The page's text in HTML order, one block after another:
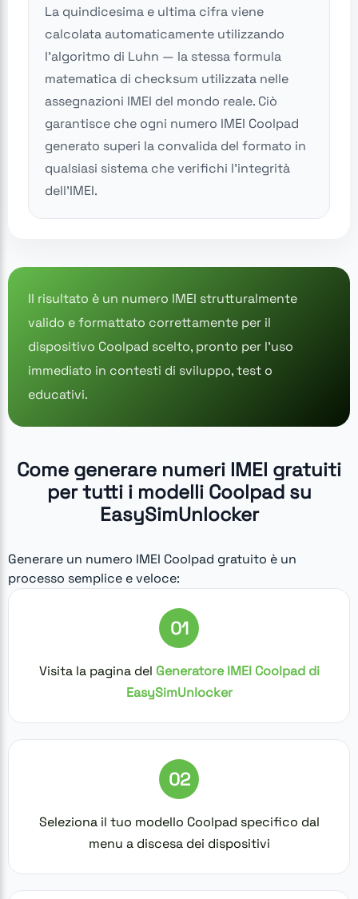
La quindicesima e ultima cifra viene
calcolata automaticamente utilizzando
l'algoritmo di Luhn — la stessa formula
matematica di checksum utilizzata nelle
assegnazioni IMEI del mondo reale. Ciò
garantisce che ogni numero IMEI Coolpad
generato superi la convalida del formato in
qualsiasi sistema che verifichi l'integrità
dell'IMEI.
Il risultato è un numero IMEI strutturalmente
valido e formattato correttamente per il
dispositivo Coolpad scelto, pronto per l'uso
immediato in contesti di sviluppo, test o
educativi.
Come generare numeri IMEI gratuiti
per tutti i modelli Coolpad su
EasySimUnlocker
Generare un numero IMEI Coolpad gratuito è un
processo semplice e veloce:
01
Visita la pagina del Generatore IMEI Coolpad di
EasySimUnlocker
02
Seleziona il tuo modello Coolpad specifico dal
menu a discesa dei dispositivi